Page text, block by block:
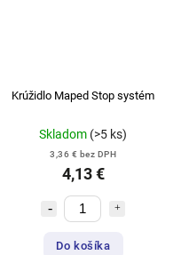
Krúžidlo Maped Stop systém
Skladom (>5 ks)
3,36 € bez DPH
4,13 €
Do košíka